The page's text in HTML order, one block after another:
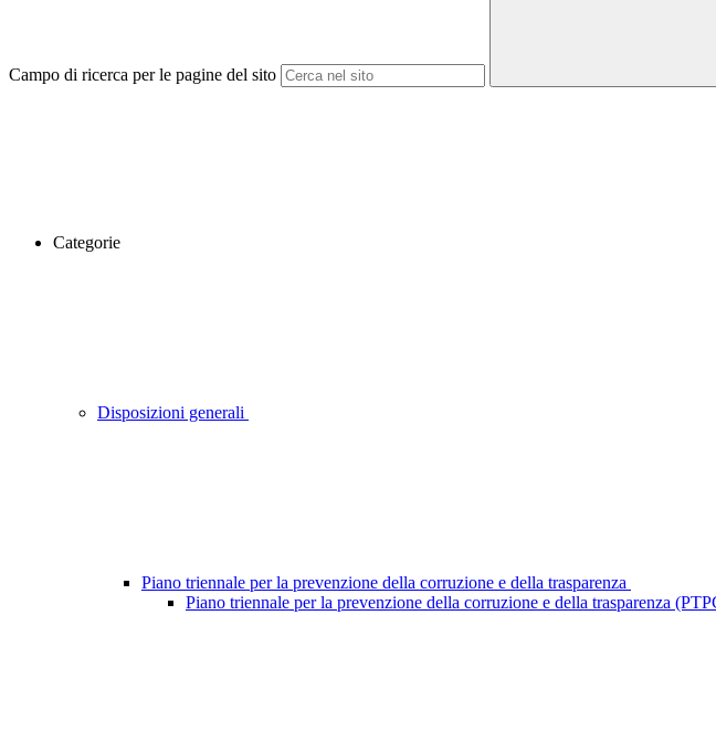
Campo di ricerca per le pagine del sito
Categorie
Disposizioni generali
Piano triennale per la prevenzione della corruzione e della trasparenza
Piano triennale per la prevenzione della corruzione e della trasparenza